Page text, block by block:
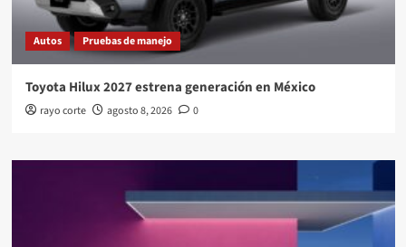
Autos Pruebas de manejo
Toyota Hilux 2027 estrena generación en México
rayo corte agosto 8, 2026 0